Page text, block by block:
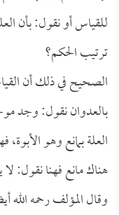
للقياس أو نقول: بأن
ترتيب الحكم؟
الصحيح في ذلك أن
بالعدوان نقول: وجد
العلة بمانع وهو
هناك مانع فهنا نقول:
وقال المؤلف رحمه